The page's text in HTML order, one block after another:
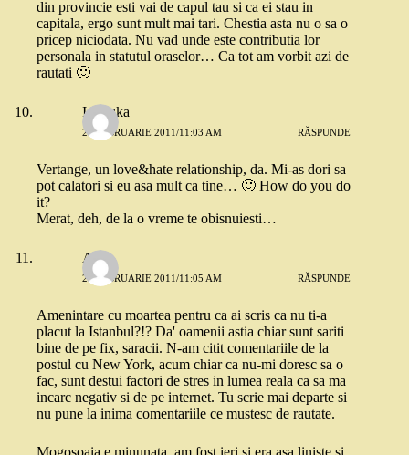
din provincie esti vai de capul tau si ca ei stau in
capitala, ergo sunt mult mai tari. Chestia asta nu o sa o
pricep niciodata. Nu vad unde este contributia lor
personala in statutul oraselor… Ca tot am vorbit azi de
rautati 🙂
Ionouka
27 FEBRUARIE 2011/11:03 AM RĂSPUNDE
Vertange, un love&hate relationship, da. Mi-as dori sa
pot calatori si eu asa mult ca tine… 🙂 How do you do
it?
Merat, deh, de la o vreme te obisnuiesti…
Anca
27 FEBRUARIE 2011/11:05 AM RĂSPUNDE
Amenintare cu moartea pentru ca ai scris ca nu ti-a
placut la Istanbul?!? Da' oamenii astia chiar sunt sariti
bine de pe fix, saracii. N-am citit comentariile de la
postul cu New York, acum chiar ca nu-mi doresc sa o
fac, sunt destui factori de stres in lumea reala ca sa ma
incarc negativ si de pe internet. Tu scrie mai departe si
nu pune la inima comentariile ce mustesc de rautate.
Mogosoaia e minunata, am fost ieri si era asa liniste si